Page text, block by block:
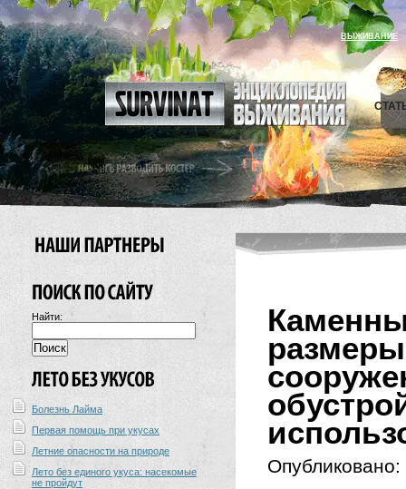
ВЫЖИВАНИЕ
Найти:
Болезнь Лайма
Первая помощь при укусах
Летние опасности на природе
Лето без единого укуса: насекомые
не пройдут
Опубликовано: